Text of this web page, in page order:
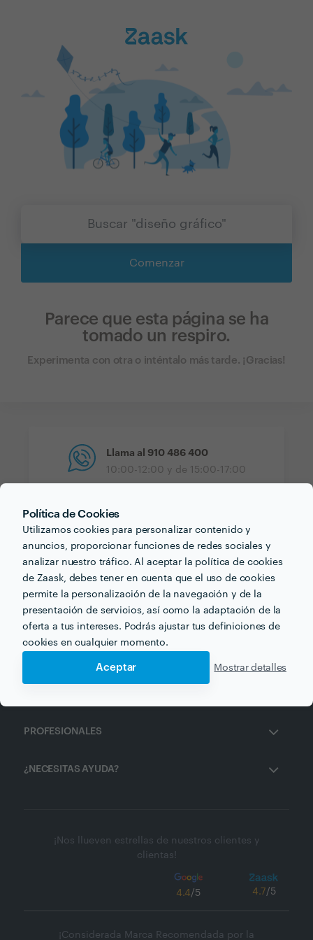
Política de Cookies
Utilizamos cookies para personalizar contenido y
anuncios, proporcionar funciones de redes sociales y
analizar nuestro tráfico. Al aceptar la política de cookies
de Zaask, debes tener en cuenta que el uso de cookies
permite la personalización de la navegación y de la
presentación de servicios, así como la adaptación de la
oferta a tus intereses. Podrás ajustar tus definiciones de
cookies en cualquier momento.
Aceptar Mostrar detalles
Comenzar
Parece que esta página se ha
tomado un respiro.
Experimenta con otra o inténtalo más tarde. ¡Gracias!
Llama al
910 486 400
10:00-12:00 y de 15:00-17:00
Equipo de Soporte
Envíanos un correo electrónico
PROFESIONALES
¿NECESITAS AYUDA?
¡Nos llueven estrellas de nuestros clientes y
clientas!
4.4/5 4.7/5
¡Considerada Marca Recomendada por la